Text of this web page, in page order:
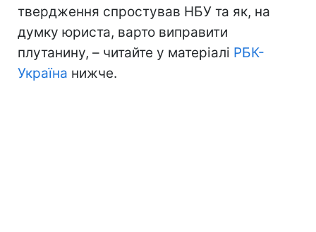
твердження спростував НБУ та як, на
думку юриста, варто виправити
плутанину, – читайте у матеріалі РБК-
Україна нижче.